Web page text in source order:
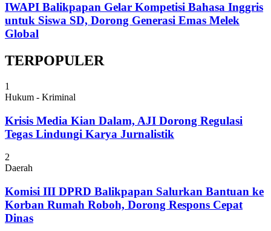
IWAPI Balikpapan Gelar Kompetisi Bahasa Inggris
untuk Siswa SD, Dorong Generasi Emas Melek
Global
TERPOPULER
1
Hukum - Kriminal
Krisis Media Kian Dalam, AJI Dorong Regulasi
Tegas Lindungi Karya Jurnalistik
2
Daerah
Komisi III DPRD Balikpapan Salurkan Bantuan ke
Korban Rumah Roboh, Dorong Respons Cepat
Dinas